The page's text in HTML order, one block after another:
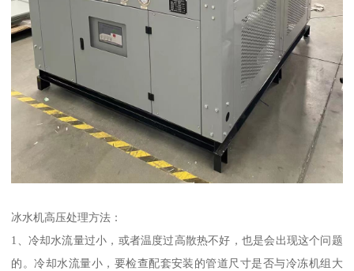
冰水机高压处理方法：
1、冷却水流量过小，或者温度过高散热不好，也是会出现这个问题
的。冷却水流量小，要检查配套安装的管道尺寸是否与冷冻机组大